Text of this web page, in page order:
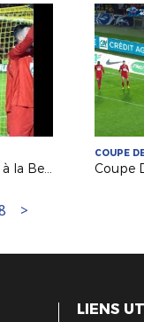
Coupe de France : soirée de folie à la Beaujoire pour Les Herbiers !
COUPE
>
LIENS